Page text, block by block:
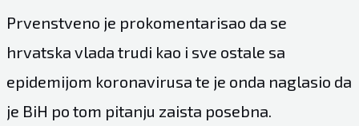
Prvenstveno je prokomentarisao da se
hrvatska vlada trudi kao i sve ostale sa
epidemijom koronavirusa te je onda naglasio da
je BiH po tom pitanju zaista posebna.